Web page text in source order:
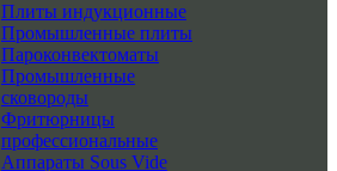
Плиты индукционные
Промышленные плиты
Пароконвектоматы
Промышленные
сковороды
Фритюрницы
профессиональные
Аппараты Sous Vide